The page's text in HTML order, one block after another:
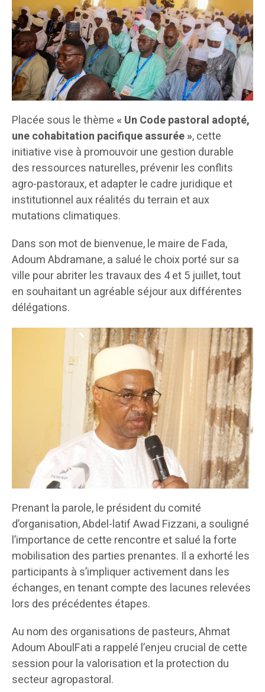
Placée sous le thème« Un Code pastoral adopté,
une cohabitation pacifique assurée », cette
initiative vise à promouvoir une gestion durable
des ressources naturelles, prévenir les conflits
agro-pastoraux, et adapter le cadre juridique et
institutionnel aux réalités du terrain et aux
mutations climatiques.
Dans son mot de bienvenue, le maire de Fada,
Adoum Abdramane, a salué le choix porté sur sa
ville pour abriter les travaux des 4 et 5 juillet, tout
en souhaitant un agréable séjour aux différentes
délégations.
Prenant la parole, le président du comité
d’organisation, Abdel-latif Awad Fizzani, a souligné
l’importance de cette rencontre et salué la forte
mobilisation des parties prenantes. Il a exhorté les
participants à s’impliquer activement dans les
échanges, en tenant compte des lacunes relevées
lors des précédentes étapes.
Au nom des organisations de pasteurs, Ahmat
Adoum AboulFati a rappelé l’enjeu crucial de cette
session pour la valorisation et la protection du
secteur agropastoral.